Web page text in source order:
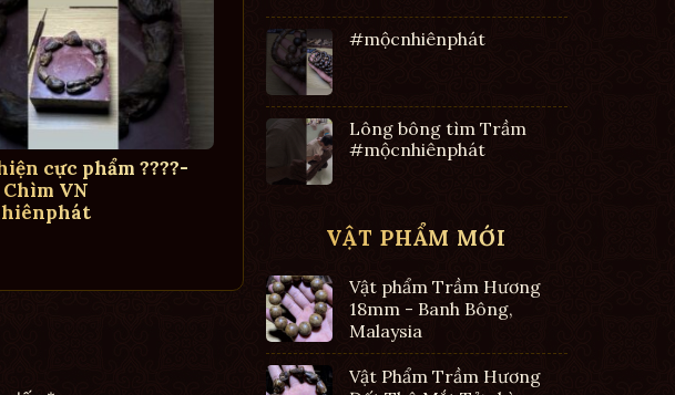
cực phẩm ????-
VN
#mộcnhiênphát
Lông bông tìm Trầm
#mộcnhiênphát
VẬT PHẨM MỚI
Vật phẩm Trầm Hương
18mm - Banh Bông,
Malaysia
Vật Phẩm Trầm Hương